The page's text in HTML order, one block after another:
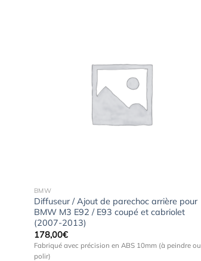
BMW
Diffuseur / Ajout de parechoc arrière pour
BMW M3 E92 / E93 coupé et cabriolet
(2007-2013)
178,00€
Fabriqué avec précision en ABS 10mm (à peindre ou
polir)